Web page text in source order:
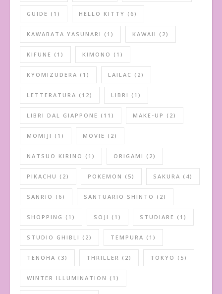
GUIDE (1) HELLO KITTY (6)
KAWABATA YASUNARI (1) KAWAII (2)
KIFUNE (1) KIMONO (1)
KYOMIZUDERA (1) LAILAC (2)
LETTERATURA (12) LIBRI (1)
LIBRI DAL GIAPPONE (11) MAKE-UP (2)
MOMIJI (1) MOVIE (2)
NATSUO KIRINO (1) ORIGAMI (2)
PIKACHU (2) POKEMON (5) SAKURA (4)
SANRIO (6) SANTUARIO SHINTO (2)
SHOPPING (1) SOJI (1) STUDIARE (1)
STUDIO GHIBLI (2) TEMPURA (1)
TENOHA (3) THRILLER (2) TOKYO (5)
WINTER ILLUMINATION (1)